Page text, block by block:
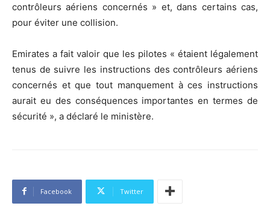
contrôleurs aériens concernés » et, dans certains cas,
pour éviter une collision.
Emirates a fait valoir que les pilotes « étaient légalement
tenus de suivre les instructions des contrôleurs aériens
concernés et que tout manquement à ces instructions
aurait eu des conséquences importantes en termes de
sécurité », a déclaré le ministère.
Facebook Twitter